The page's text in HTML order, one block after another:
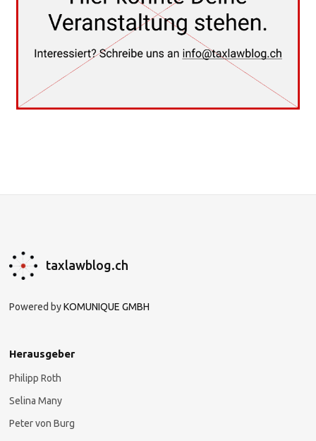
taxlawblog.ch
Powered byKOMUNIQUE GMBH
Herausgeber
Philipp Roth
Selina Many
Peter von Burg